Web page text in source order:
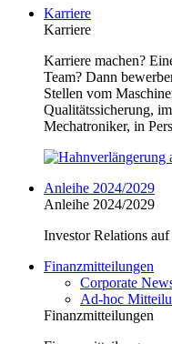
Karriere
Karriere
Karriere machen?
Team? Dann
Stellen vom
Qualitätssicherung,
Mechatroniker, in
Anleihe 2024/2029
Anleihe 2024/2029
Investor Relations
Finanzmitteilungen
Corporate
Ad-hoc
Finanzmitteilungen